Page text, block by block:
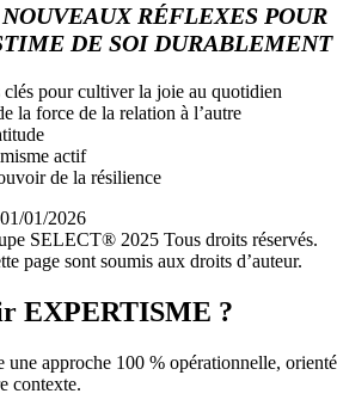
RÉFLEXES POUR
DE SOI DURABLEMENT
pour cultiver la joie au quotidien
la force de la relation à l’autre
actif
de la résilience
01/2026
SELECT® 2025 Tous droits réservés.
page sont soumis aux droits d’auteur.
EXPERTISME ?
approche 100 % opérationnelle,
contexte.